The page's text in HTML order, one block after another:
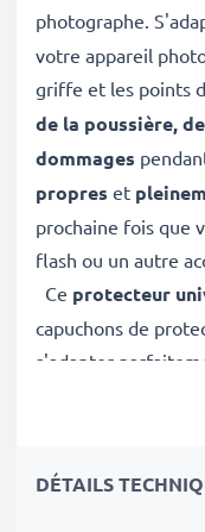
photographe.
votre appareil
griffe et les points
de la poussière,
dommages
propres et
prochaine fois que
flash ou un autre
Ce protecteur
capuchons de
s'adapter
griffes
cover / protector
DÉTAILS